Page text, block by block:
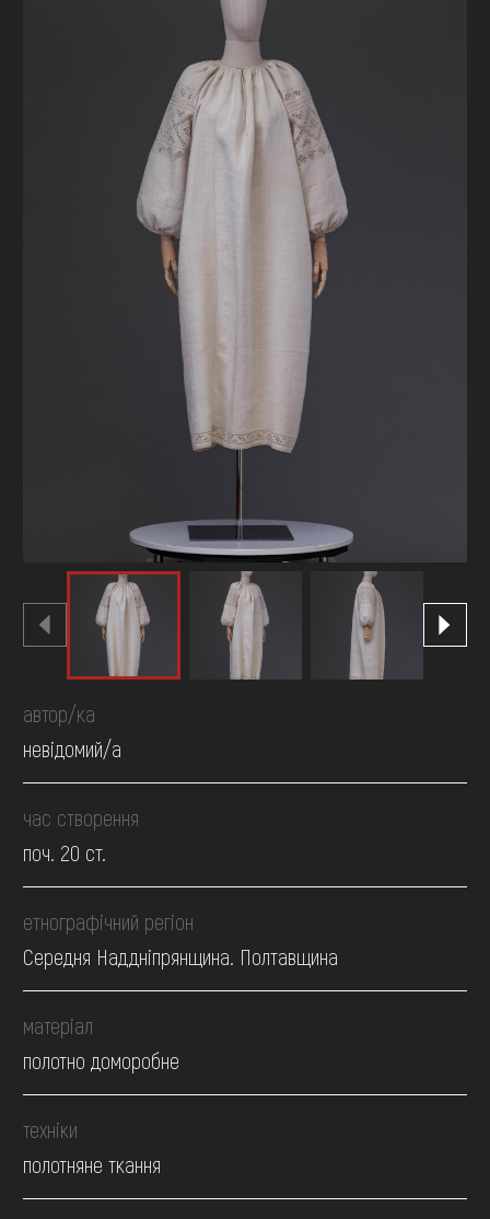
автор/ка
невідомий/а
час створення
поч. 20 ст.
етнографічний регіон
Середня Наддніпрянщина. Полтавщина
матеріал
полотно доморобне
техніки
полотняне ткання